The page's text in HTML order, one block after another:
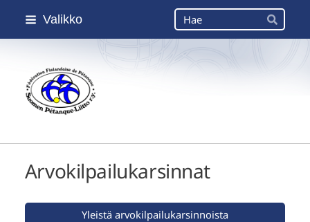
Siirry
Valikko Haku
Hae
Suomen Petanque-Liitto
Arvokilpailukarsinnat
Yleistä arvokilpailukarsinnoista